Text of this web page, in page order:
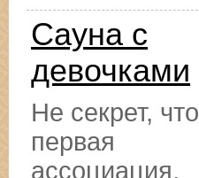
Сауна с
девочками
Не секрет, что
первая
ассоциация,